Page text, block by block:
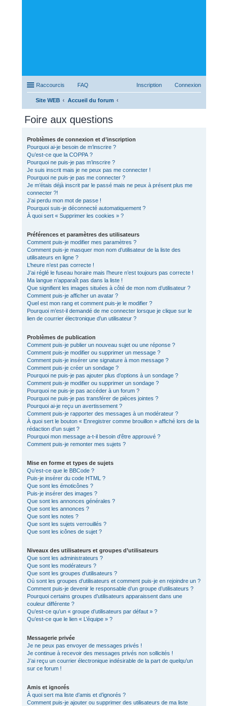
Raccourcis FAQ Connexion
Inscription
Site WEB
Accueil du forum
Foire aux questions
Problèmes de connexion et d’inscription
Pourquoi ai-je besoin de m’inscrire ?
Qu’est-ce que la COPPA ?
Pourquoi ne puis-je pas m’inscrire ?
Je suis inscrit mais je ne peux pas me connecter !
Pourquoi ne puis-je pas me connecter ?
Je m’étais déjà inscrit par le passé mais ne peux à présent plus me
connecter ?!
J’ai perdu mon mot de passe !
Pourquoi suis-je déconnecté automatiquement ?
À quoi sert « Supprimer les cookies » ?
Préférences et paramètres des utilisateurs
Comment puis-je modifier mes paramètres ?
Comment puis-je masquer mon nom d’utilisateur de la liste des
utilisateurs en ligne ?
L’heure n’est pas correcte !
J’ai réglé le fuseau horaire mais l’heure n’est toujours pas correcte !
Ma langue n’apparaît pas dans la liste !
Que signifient les images situées à côté de mon nom d’utilisateur ?
Comment puis-je afficher un avatar ?
Quel est mon rang et comment puis-je le modifier ?
Pourquoi m’est-il demandé de me connecter lorsque je clique sur le
lien de courrier électronique d’un utilisateur ?
Problèmes de publication
Comment puis-je publier un nouveau sujet ou une réponse ?
Comment puis-je modifier ou supprimer un message ?
Comment puis-je insérer une signature à mon message ?
Comment puis-je créer un sondage ?
Pourquoi ne puis-je pas ajouter plus d’options à un sondage ?
Comment puis-je modifier ou supprimer un sondage ?
Pourquoi ne puis-je pas accéder à un forum ?
Pourquoi ne puis-je pas transférer de pièces jointes ?
Pourquoi ai-je reçu un avertissement ?
Comment puis-je rapporter des messages à un modérateur ?
À quoi sert le bouton « Enregistrer comme brouillon » affiché lors de la
rédaction d’un sujet ?
Pourquoi mon message a-t-il besoin d’être approuvé ?
Comment puis-je remonter mes sujets ?
Mise en forme et types de sujets
Qu’est-ce que le BBCode ?
Puis-je insérer du code HTML ?
Que sont les émoticônes ?
Puis-je insérer des images ?
Que sont les annonces générales ?
Que sont les annonces ?
Que sont les notes ?
Que sont les sujets verrouillés ?
Que sont les icônes de sujet ?
Niveaux des utilisateurs et groupes d’utilisateurs
Que sont les administrateurs ?
Que sont les modérateurs ?
Que sont les groupes d’utilisateurs ?
Où sont les groupes d’utilisateurs et comment puis-je en rejoindre un ?
Comment puis-je devenir le responsable d’un groupe d’utilisateurs ?
Pourquoi certains groupes d’utilisateurs apparaissent dans une
couleur différente ?
Qu’est-ce qu’un « groupe d’utilisateurs par défaut » ?
Qu’est-ce que le lien « L’équipe » ?
Messagerie privée
Je ne peux pas envoyer de messages privés !
Je continue à recevoir des messages privés non sollicités !
J’ai reçu un courrier électronique indésirable de la part de quelqu’un
sur ce forum !
Amis et ignorés
À quoi sert ma liste d’amis et d’ignorés ?
Comment puis-je ajouter ou supprimer des utilisateurs de ma liste